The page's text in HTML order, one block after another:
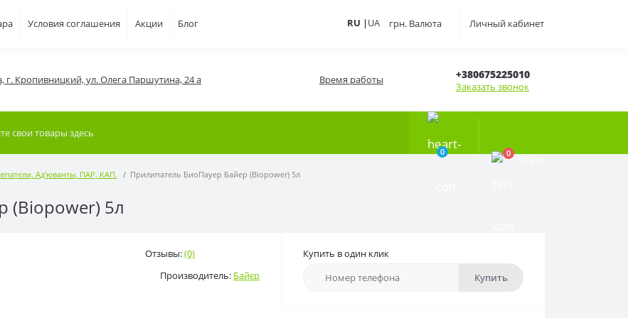
Условия соглашения Акции Блог RU | UA грн. Валюта Личный кабинет
г. Кропивницкий, ул. Олега Паршутина, 24 а Время работы +380675225010
Заказать звонок
0 0
Ад'юванты, ПАР, КАП. Прилипатель БиоПауер Байер (Biopower) 5л
(Biopower) 5л
Отзывы:(0)
Производитель: Байєр
Купить в один клик
Купить